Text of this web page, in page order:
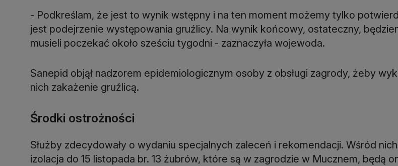
- Podkreślam, że jest to wynik wstępny i na ten moment możemy tylko
jest podejrzenie występowania gruźlicy. Na wynik końcowy, ostateczny,
musieli poczekać około sześciu tygodni - zaznaczyła wojewoda.
Sanepid objął nadzorem epidemiologicznym osoby z obsługi zagrody, żeby
nich zakażenie gruźlicą.
Środki ostrożności
Służby zdecydowały o wydaniu specjalnych zaleceń i rekomendacji. Wśród
izolacja do 15 listopada br. 13 żubrów, które są w zagrodzie w Mucznem, będą